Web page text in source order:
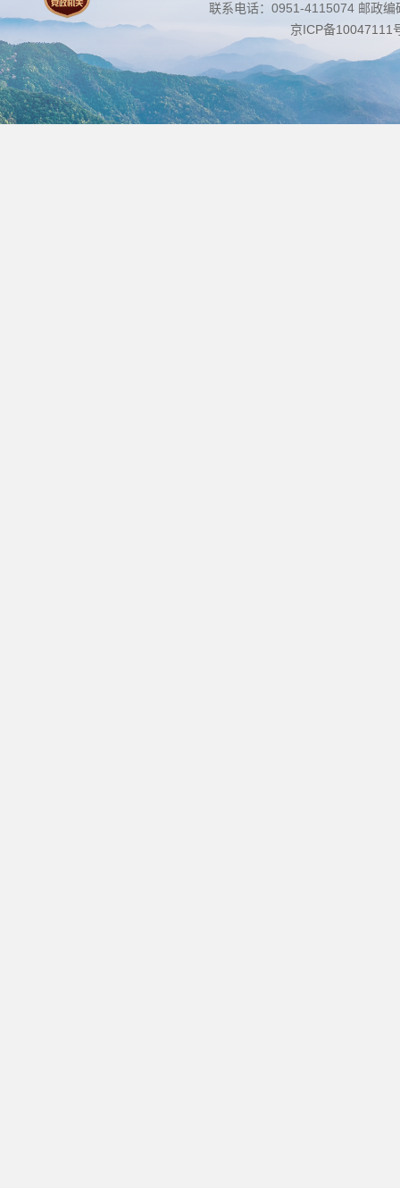
联系电话：0951-4115074 邮政
京ICP备10047111